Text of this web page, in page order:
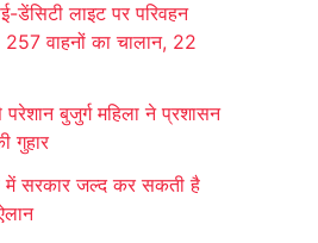
डेंसिटी लाइट पर परिवहन
257 वाहनों का चालान, 22
बुजुर्ग महिला ने प्रशासन
गुहार
में सरकार जल्द कर सकती है